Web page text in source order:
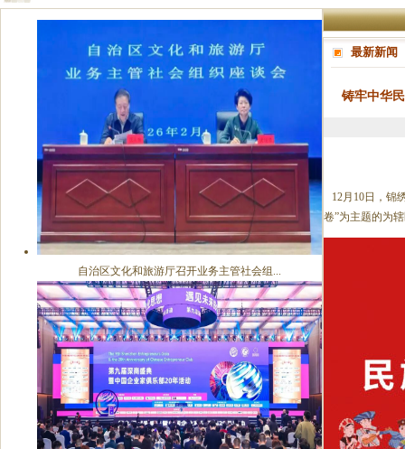
自治区文化和旅游厅召开业务主管社会组...
最新新闻
铸牢中华
12月10日，锦
卷”为主题的为